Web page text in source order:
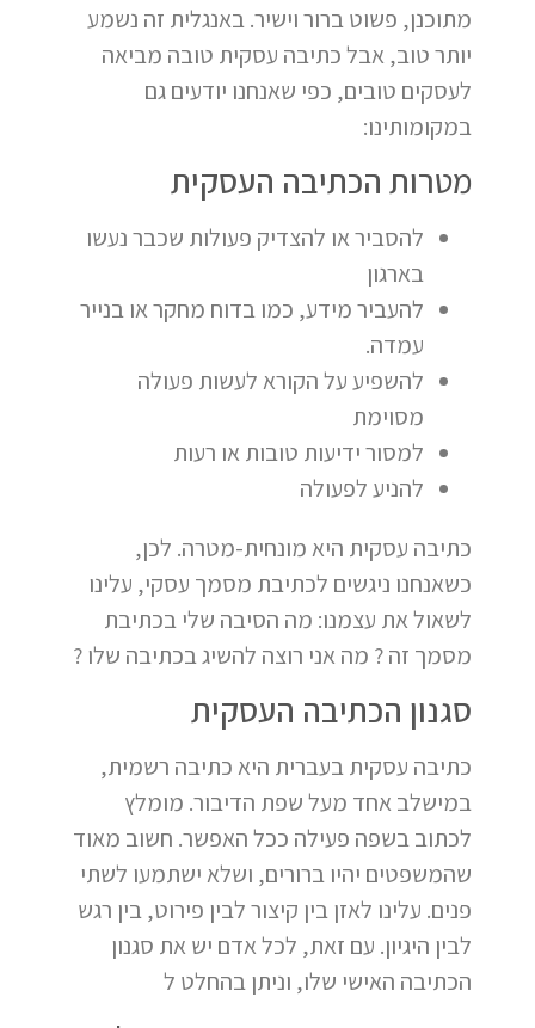
מתוכנן, פשוט ברור וישיר. באנגלית זה נשמע
יותר טוב, אבל כתיבה עסקית טובה מביאה
לעסקים טובים, כפי שאנחנו יודעים גם
במקומותינו:
מטרות הכתיבה העסקית
להסביר או להצדיק פעולות שכבר נעשו
בארגון
להעביר מידע, כמו בדוח מחקר או בנייר
עמדה.
להשפיע על הקורא לעשות פעולה
מסוימת
למסור ידיעות טובות או רעות
להניע לפעולה
כתיבה עסקית היא מונחית-מטרה. לכן,
כשאנחנו ניגשים לכתיבת מסמך עסקי, עלינו
לשאול את עצמנו: מה הסיבה שלי בכתיבת
מסמך זה ? מה אני רוצה להשיג בכתיבה שלו ?
סגנון הכתיבה העסקית
כתיבה עסקית בעברית היא כתיבה רשמית,
במישלב אחד מעל שפת הדיבור. מומלץ
לכתוב בשפה פעילה ככל האפשר. חשוב מאוד
שהמשפטים יהיו ברורים, ושלא ישתמעו לשתי
פנים. עלינו לאזן בין קיצור לבין פירוט, בין רגש
לבין היגיון. עם זאת, לכל אדם יש את סגנון
הכתיבה האישי שלו, וניתן בהחלט ל